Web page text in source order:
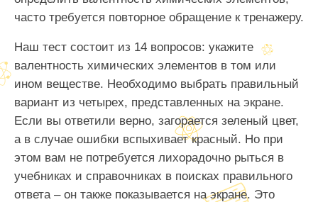
часто требуется повторное обращение к тренажеру.
Наш тест состоит из 14 вопросов: укажите
валентность химических элементов в том или
ином веществе. Необходимо выбрать правильный
вариант из четырех, представленных на экране.
Если вы ответили верно, загорается зеленый цвет,
а в случае ошибки вспыхивает красный. Но при
этом вам не потребуется лихорадочно рыться в
учебниках и справочниках в поисках правильного
ответа – он также показывается на экране. Это